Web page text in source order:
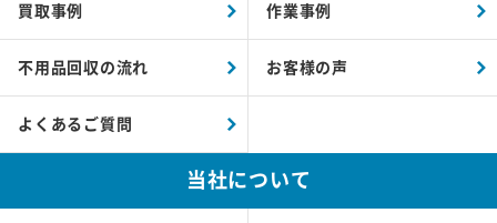
買取事例 作業事例
不用品回収の流れ お客様の声
よくあるご質問
当社について